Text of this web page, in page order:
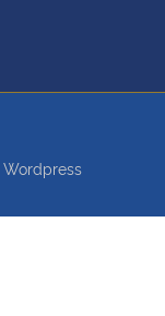
Wordpress